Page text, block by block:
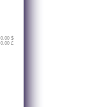
0.00 $
0.00 £